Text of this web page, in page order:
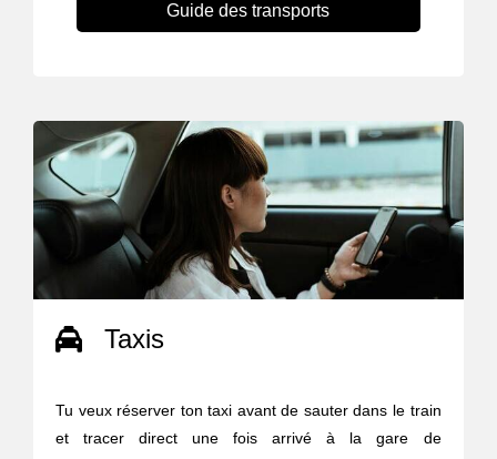
Guide des transports
Taxis
Tu veux réserver ton taxi avant de sauter dans le train
et tracer direct une fois arrivé à la gare de